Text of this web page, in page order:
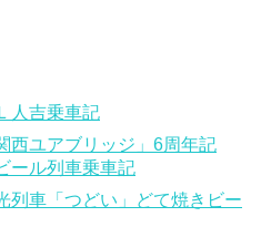
人吉乗車記
ユアブリッジ」6周年記
ール列車乗車記
列車「つどい」どて焼きビー